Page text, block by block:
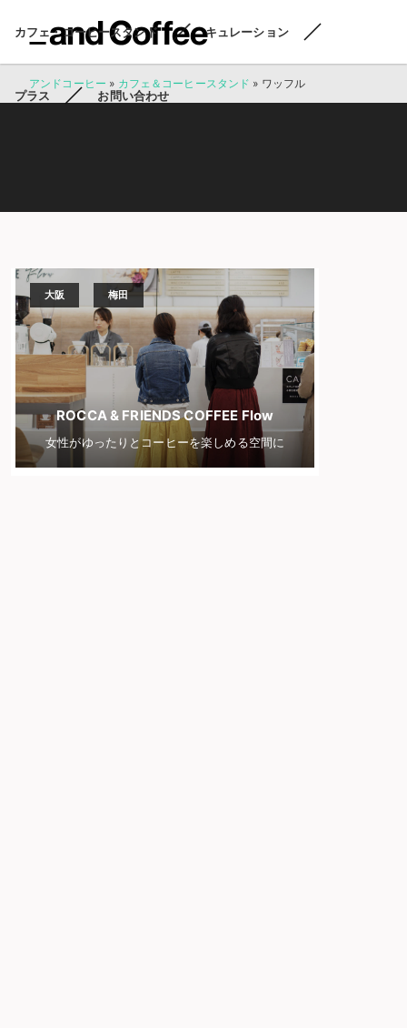
カフェ・コーヒースタンド キュレーション
プラス お問い合わせ
アンドコーヒー » カフェ＆コーヒースタンド » ワッフル
大阪 梅田
ROCCA & FRIENDS COFFEE Flow
女性がゆったりとコーヒーを楽しめる空間に